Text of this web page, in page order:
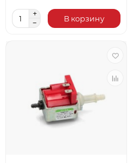
В корзину